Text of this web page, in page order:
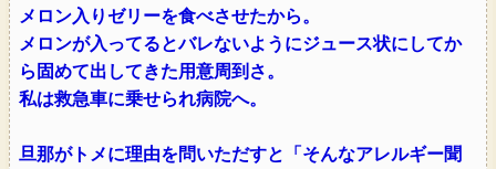
メロン入りゼリーを食べさせたから。
メロンが入ってるとバレないようにジュース状にしてか
ら固めて出してきた用意周到さ。
私は救急車に乗せられ病院へ。
旦那がトメに理由を問いただすと「そんなアレルギー聞